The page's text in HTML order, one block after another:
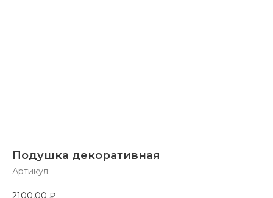
Подушка декоративная
Артикул:
2100,00 ₽